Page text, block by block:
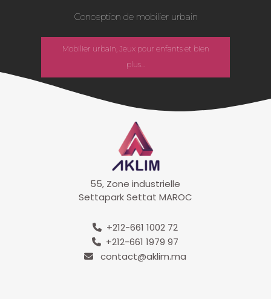
Conception de mobilier urbain
Mobilier urbain, Jeux pour enfants et bien
plus...
55, Zone industrielle
Settapark Settat MAROC
+212-661 1002 72
+212-661 1979 97
contact@aklim.ma